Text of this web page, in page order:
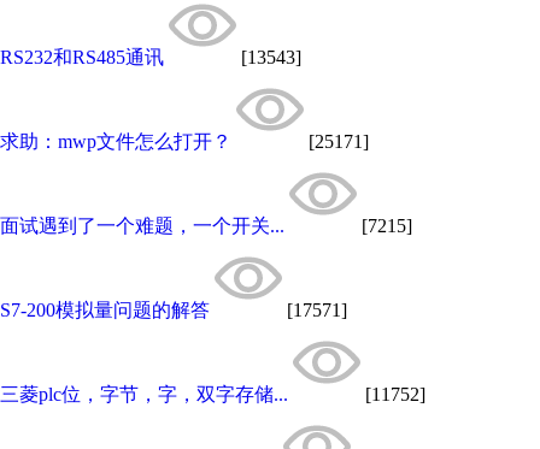
RS232和RS485通讯 [13543]
求助：mwp文件怎么打开？ [25171]
面试遇到了一个难题，一个开关... [7215]
S7-200模拟量问题的解答 [17571]
三菱plc位，字节，字，双字存储... [11752]